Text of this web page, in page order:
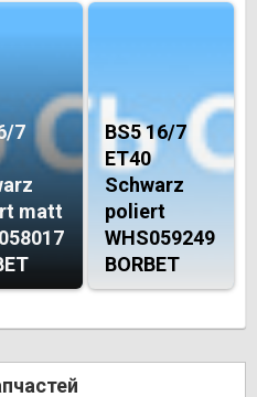
7
matt
BS5 16/7
ET40
Schwarz
poliert
WHS059249
BORBET